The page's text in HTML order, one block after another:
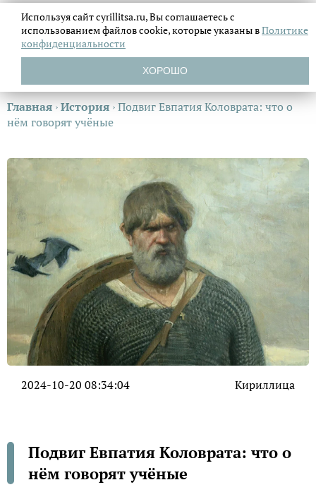
Главная ›История ›Подвиг Евпатия Коловрата: что о
нём говорят учёные
2024-10-20 08:34:04 Кириллица
Подвиг Евпатия Коловрата: что о
нём говорят учёные
Используя сайт cyrillitsa.ru, Вы соглашаетесь с
использованием файловcookie, которые указаны вПолитике
конфиденциальности
ХОРОШО